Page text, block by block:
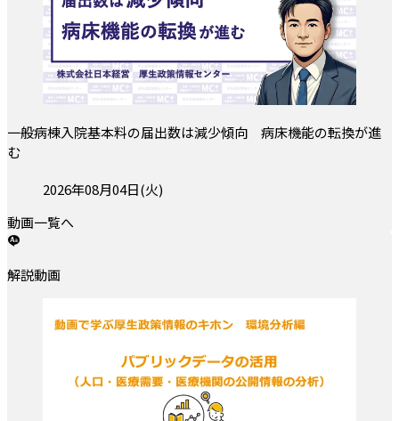
一般病棟入院基本料の届出数は減少傾向 病床機能の転換が進
む
投稿日:2026年08月04日(火)
動画一覧へ
解説動画